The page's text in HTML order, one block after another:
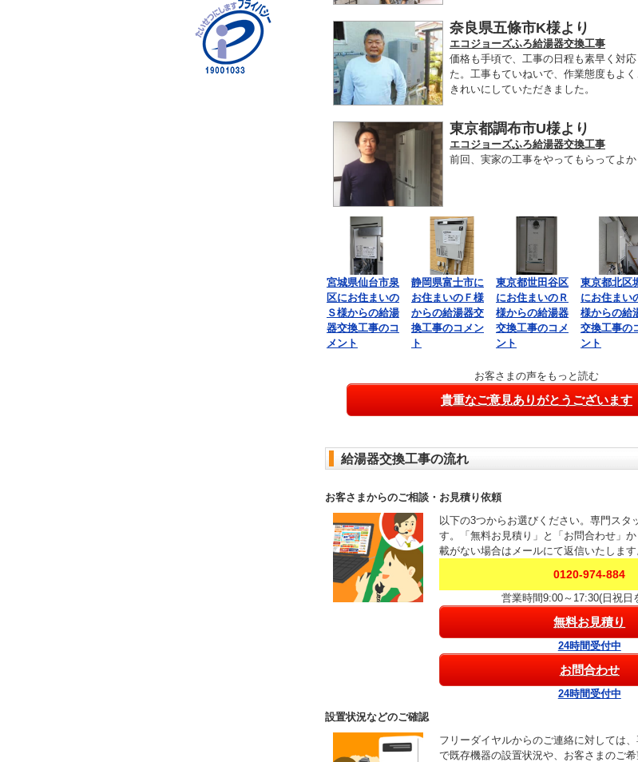
奈良県五條市K様より
エコジョーズふろ給湯器交換工事
価格も手頃で、工事の日程も素早く対
た。工事もていねいで、作業態度もよ
きれいにしていただきました。
東京都調布市U様より
エコジョーズふろ給湯器交換工事
前回、実家の工事をやってもらってよか
宮城県仙台市泉
区にお住まいの
Ｓ様からの給湯
器交換工事のコ
メント
静岡県富士市に
お住まいのＦ様
からの給湯器交
換工事のコメン
ト
東京都世田谷区
にお住まいのＲ
様からの給湯器
交換工事のコメ
ント
東京都北区
にお住まい
様からの給
交換工事の
ント
お客さまの声をもっと読む
貴重なご意見ありがとうございます
給湯器交換工事の流れ
お客さまからのご相談・お見積り依頼
以下の3つからお選びください。専門スタ
す。「無料お見積り」と「お問合わせ」
載がない場合はメールにて返信いたします
0120-974-884
営業時間9:00～17:30(日祝日
無料お見積り
24時間受付中
お問合わせ
24時間受付中
設置状況などのご確認
フリーダイヤルからのご連絡に対しては
で既存機器の設置状況や、お客さまのご